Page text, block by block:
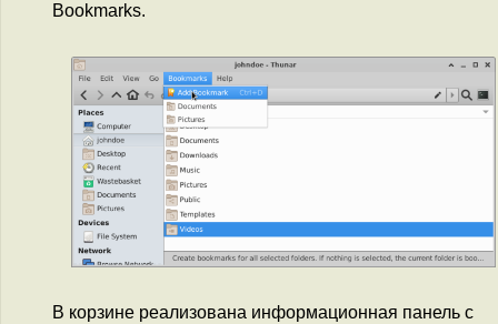
Bookmarks.
В корзине реализована информационная панель с